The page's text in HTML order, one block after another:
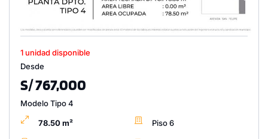
1 unidad disponible
Desde
S/ 767,000
Modelo Tipo 4
78.50 m² Piso 6